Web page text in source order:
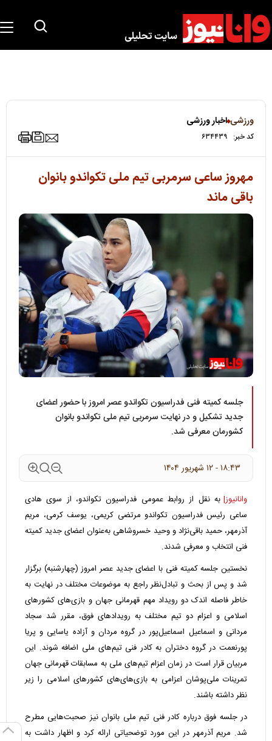
ورزشی اخبار ورزشی
کد خبر: ۶۳۴۴۳۹
مهروز ساعی سرمربی تیم ملی تکواندو بانوان
باقی ماند
جلسه کمیته فنی فدراسیون تکواندو عصر امروز با حضور اعضای
جدید تشکیل و در نهایت سرمربی تیم ملی تکواندو بانوان
کشورمان معرفی شد.
۱۸:۴۳ - ۱۲ شهريور ۱۴۰۴
وانانیوز| به نقل از روابط عمومی فدراسیون تکواندو، از سوی هادی
ساعی رئیس فدراسیون تکواندو مرتضی کریمی، یوسف کرمی، مریم
آذرمهر، حمید باقی‌نژاد و وحید خسروشاهی به‌عنوان اعضای جدید کمیته
فنی انتخاب و معرفی شدند.
نخستین جلسه کمیته فنی با اعضای جدید عصر امروز (چهارشنبه) برگزار
شد و پس از بحث و تبادل‌نظر راجع به موضوعات مختلف در نهایت به
خاطر فاصله اندک دو رویداد مهم قهرمانی جهان و بازی‌های کشورهای
اسلامی و اعزام دو تیم مختلف به رویدادهای فوق، مقرر شد سجاد
مردانی و اسماعیل اسماعیل‌پور در گروه مردان و آزاده یاسایی و پریا
پورنعمت در گروه دختران به کادر فنی تیم‌های ملی اضافه شوند. این
مربیان قرار است در زمان اعزام تیم‌های ملی به مسابقات قهرمانی جهان
تمرینات ملی‌پوشان اعزامی به بازی‌های‌های کشورهای اسلامی را زیر
نظر داشته باشند.
در جلسه فوق درباره کادر فنی تیم ملی بانوان نیز صحبت‌هایی مطرح
شد. مریم آذرمهر در این مورد توضحیاتی ارائه کرد و اظهار داشت به